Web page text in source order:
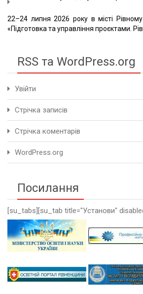
22–24 липня 2026 року в місті Рівному
«Підготовка та управління проєктами.
RSS та WordPress.org
Увійти
Стрічка записів
Стрічка коментарів
WordPress.org
Посилання
[su_tabs][su_tab title="Установи"